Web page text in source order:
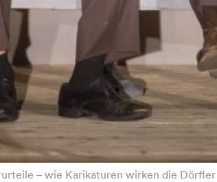
– wie Karikaturen wirken die